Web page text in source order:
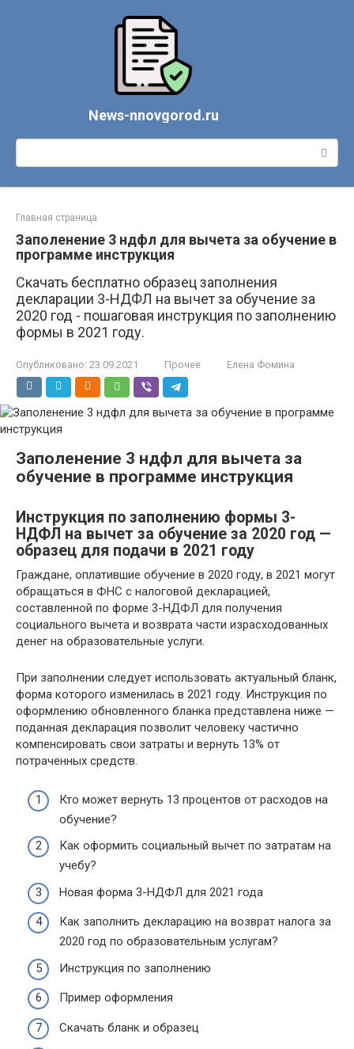
News-nnovgorod.ru
Поиск:
Главная страница
Заполенение 3 ндфл для вычета за обучение в
программе инструкция
Скачать бесплатно образец заполнения
декларации 3-НДФЛ на вычет за обучение за
2020 год - пошаговая инструкция по заполнению
формы в 2021 году.
Опубликовано: 23.09.2021 Прочее Елена Фомина
Заполенение 3 ндфл для вычета за
обучение в программе инструкция
Инструкция по заполнению формы 3-
НДФЛ на вычет за обучение за 2020 год —
образец для подачи в 2021 году
Граждане, оплатившие обучение в 2020 году, в 2021 могут
обращаться в ФНС с налоговой декларацией,
составленной по форме 3-НДФЛ для получения
социального вычета и возврата части израсходованных
денег на образовательные услуги.
При заполнении следует использовать актуальный бланк,
форма которого изменилась в 2021 году. Инструкция по
оформлению обновленного бланка представлена ниже —
поданная декларация позволит человеку частично
компенсировать свои затраты и вернуть 13% от
потраченных средств.
Кто может вернуть 13 процентов от расходов на
обучение?
Как оформить социальный вычет по затратам на
учебу?
Новая форма 3-НДФЛ для 2021 года
Как заполнить декларацию на возврат налога за
2020 год по образовательным услугам?
Инструкция по заполнению
Пример оформления
Скачать бланк и образец